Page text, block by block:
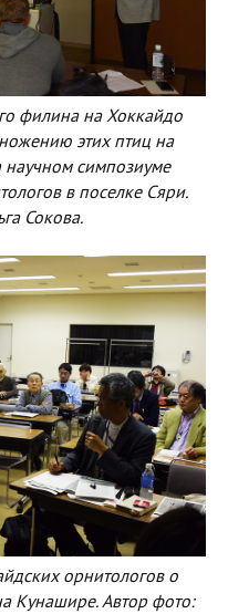
филина на Хоккайдо
этих птиц на
симпозиуме
в поселке Сяри.
Сокова.
орнитологов о
Кунашире. Автор фото: